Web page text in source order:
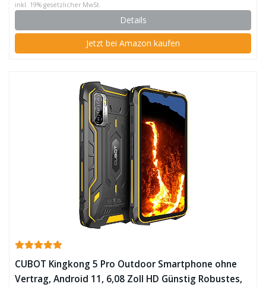
inkl. 19% gesetzlicher MwSt.
Details
Jetzt bei Amazon kaufen
CUBOT Kingkong 5 Pro Outdoor Smartphone ohne
Vertrag, Android 11, 6,08 Zoll HD Günstig Robustes,